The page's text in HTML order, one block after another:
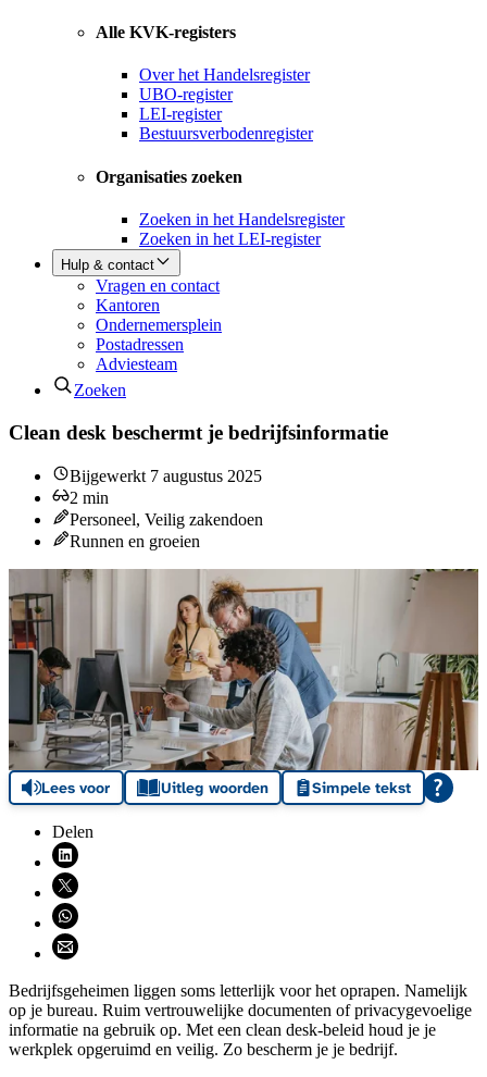
Alle KVK-registers
Over het Handelsregister
UBO-register
LEI-register
Bestuursverbodenregister
Organisaties zoeken
Zoeken in het Handelsregister
Zoeken in het LEI-register
Hulp & contact
Vragen en contact
Kantoren
Ondernemersplein
Postadressen
Adviesteam
Zoeken
Clean desk beschermt je bedrijfsinformatie
Bijgewerkt 7 augustus 2025
2 min
Personeel, Veilig zakendoen
Runnen en groeien
Lees voor Uitleg woorden Simpele tekst
Delen
Deel via LinkedIn (opent nieuw venster)
Deel via X (opent nieuw venster)
Deel via WhatsApp (opent WhatsApp)
Deel via email (opent email programma)
Bedrijfsgeheimen liggen soms letterlijk voor het oprapen. Namelijk
op je bureau. Ruim vertrouwelijke documenten of privacygevoelige
informatie na gebruik op. Met een clean desk-beleid houd je je
werkplek opgeruimd en veilig. Zo bescherm je je bedrijf.